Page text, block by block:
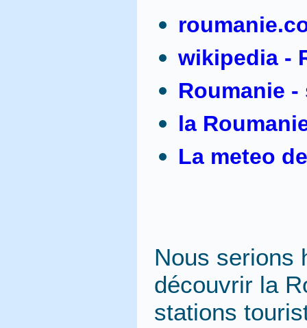
wikipedia -
Roumanie
la
La meteo
Nous serions
découvrir la
stations